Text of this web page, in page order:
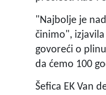
"Najbolje je
činimo",
govoreći o
da ćemo 100
Šefica EK Van